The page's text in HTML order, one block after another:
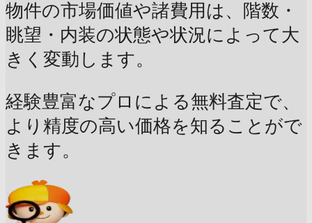
物件の市場価値や諸費用は、階数・
眺望・内装の状態や状況によって大
きく変動します。
経験豊富なプロによる無料査定で、
より精度の高い価格を知ることがで
きます。